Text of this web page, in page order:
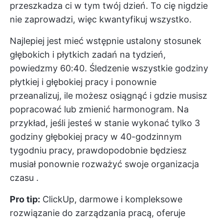
przeszkadza ci w tym twój dzień. To cię nigdzie
nie zaprowadzi, więc kwantyfikuj wszystko.
Najlepiej jest mieć wstępnie ustalony stosunek
głębokich i płytkich zadań na tydzień,
powiedzmy 60:40. Śledzenie wszystkie godziny
płytkiej i głębokiej pracy i ponownie
przeanalizuj, ile możesz osiągnąć i gdzie musisz
popracować lub zmienić harmonogram. Na
przykład, jeśli jesteś w stanie wykonać tylko 3
godziny głębokiej pracy w 40-godzinnym
tygodniu pracy, prawdopodobnie będziesz
musiał ponownie rozważyć swoje organizacja
czasu .
Pro tip: ClickUp, darmowe i kompleksowe
rozwiązanie do zarządzania pracą, oferuje